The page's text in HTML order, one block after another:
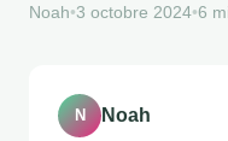
Noah•3 octobre 2024•6
N Noah